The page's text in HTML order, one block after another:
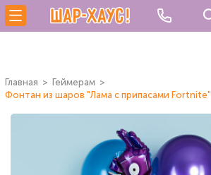
Главная
Геймерам
Фонтан из шаров "Лама с припасами Fortnite"